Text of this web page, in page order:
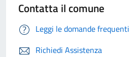
Contatta il comune
Leggi le domande frequenti
Richiedi Assistenza